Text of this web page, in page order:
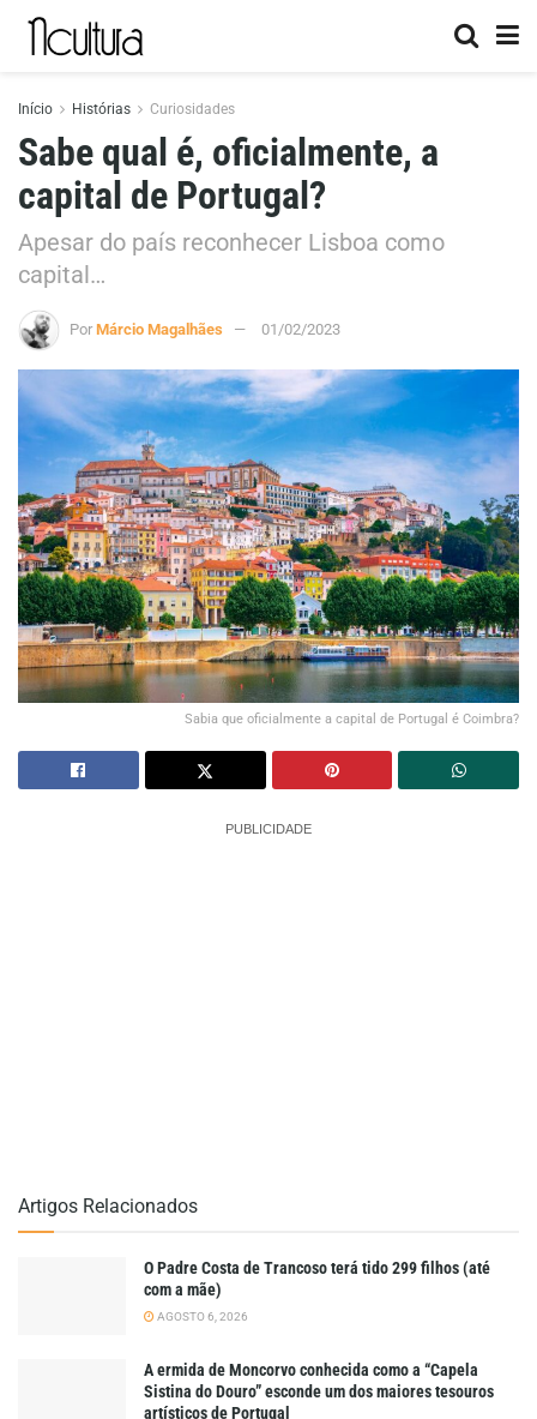
Início Histórias Curiosidades
Sabe qual é, oficialmente, a
capital de Portugal?
Apesar do país reconhecer Lisboa como
capital…
Por Márcio Magalhães 01/02/2023
Sabia que oficialmente a capital de Portugal é Coimbra?
PUBLICIDADE
Artigos Relacionados
O Padre Costa de Trancoso terá tido 299 filhos (até
com a mãe)
AGOSTO 6, 2026
A ermida de Moncorvo conhecida como a “Capela
Sistina do Douro” esconde um dos maiores tesouros
artísticos de Portugal